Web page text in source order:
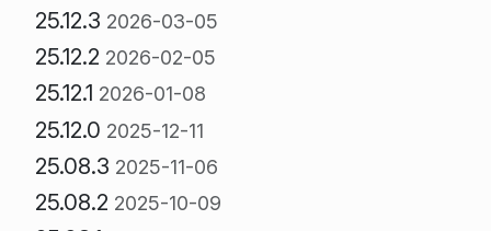
25.12.3 2026-03-05
25.12.2 2026-02-05
25.12.1 2026-01-08
25.12.0 2025-12-11
25.08.3 2025-11-06
25.08.2 2025-10-09